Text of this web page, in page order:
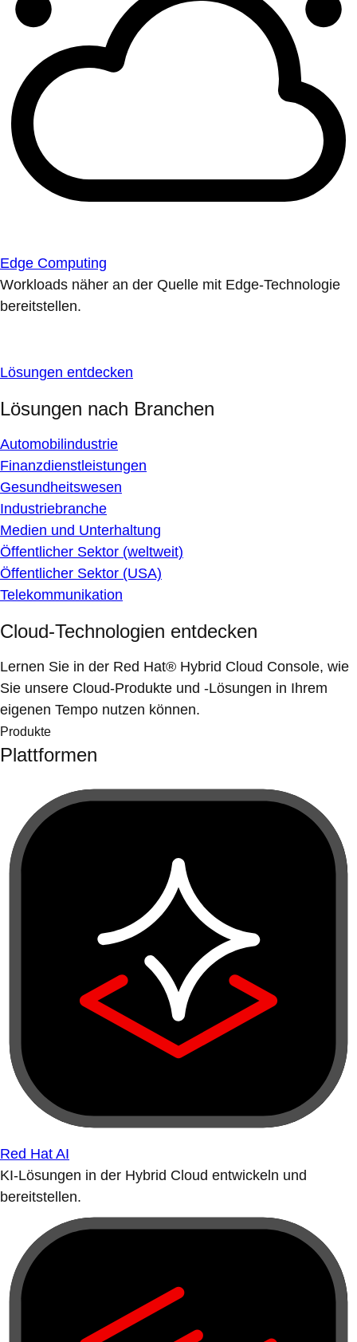
Edge Computing
Workloads näher an der Quelle mit Edge-Technologie
bereitstellen.
Lösungen entdecken
Lösungen nach Branchen
Automobilindustrie
Finanzdienstleistungen
Gesundheitswesen
Industriebranche
Medien und Unterhaltung
Öffentlicher Sektor (weltweit)
Öffentlicher Sektor (USA)
Telekommunikation
Cloud-Technologien entdecken
Lernen Sie in der Red Hat® Hybrid Cloud Console, wie
Sie unsere Cloud-Produkte und -Lösungen in Ihrem
eigenen Tempo nutzen können.
Produkte
Plattformen
Red Hat AI
KI-Lösungen in der Hybrid Cloud entwickeln und
bereitstellen.